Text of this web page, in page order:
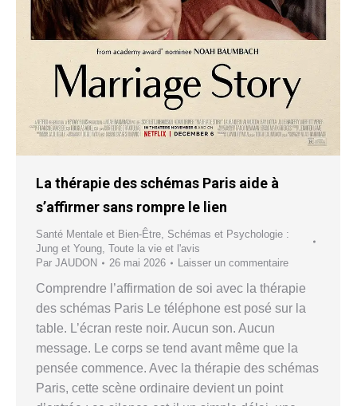
La thérapie des schémas Paris aide à
s’affirmer sans rompre le lien
Santé Mentale et Bien-Être, Schémas et Psychologie :
Jung et Young, Toute la vie et l'avis
Par JAUDON 26 mai 2026 Laisser un commentaire
Comprendre l’affirmation de soi avec la thérapie
des schémas Paris Le téléphone est posé sur la
table. L’écran reste noir. Aucun son. Aucun
message. Le corps se tend avant même que la
pensée commence. Avec la thérapie des schémas
Paris, cette scène ordinaire devient un point